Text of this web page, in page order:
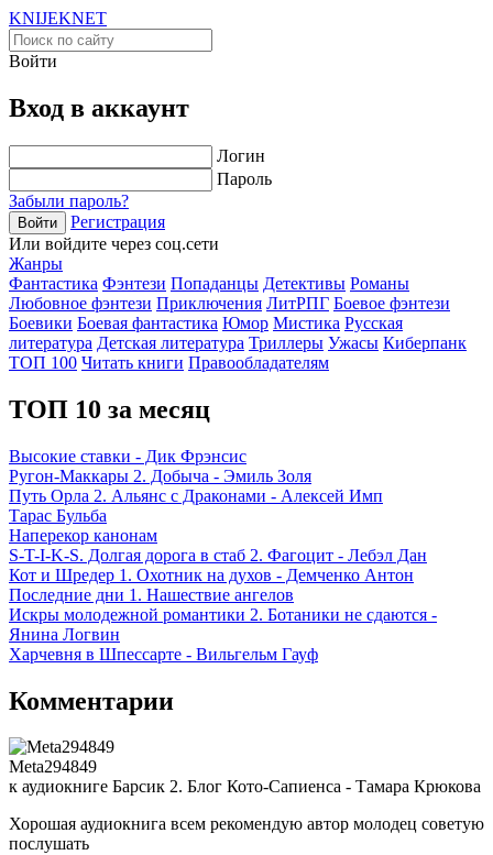
KNIJEKNET
Войти
Вход в аккаунт
Логин
Пароль
Забыли пароль?
Войти
Регистрация
Или войдите через соц.сети
Жанры
Фантастика Фэнтези Попаданцы Детективы Романы
Любовное фэнтези Приключения ЛитРПГ Боевое фэнтези
Боевики Боевая фантастика Юмор Мистика Русская
литература Детская литература Триллеры Ужасы Киберпанк
ТОП 100 Читать книги Правообладателям
ТОП 10 за месяц
Высокие ставки - Дик Фрэнсис
Ругон-Маккары 2. Добыча - Эмиль Золя
Путь Орла 2. Альянс с Драконами - Алексей Имп
Тарас Бульба
Наперекор канонам
S-T-I-K-S. Долгая дорога в стаб 2. Фагоцит - Лебэл Дан
Кот и Шредер 1. Охотник на духов - Демченко Антон
Последние дни 1. Нашествие ангелов
Искры молодежной романтики 2. Ботаники не сдаются -
Янина Логвин
Харчевня в Шпессарте - Вильгельм Гауф
Комментарии
Meta294849
к аудиокниге Барсик 2. Блог Кото-Сапиенса - Тамара Крюкова
Хорошая аудиокнига всем рекомендую автор молодец советую
послушать